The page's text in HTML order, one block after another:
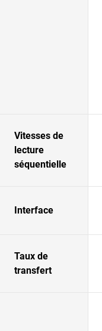
Vitesses de
lecture
séquentielle
Interface
Taux de
transfert